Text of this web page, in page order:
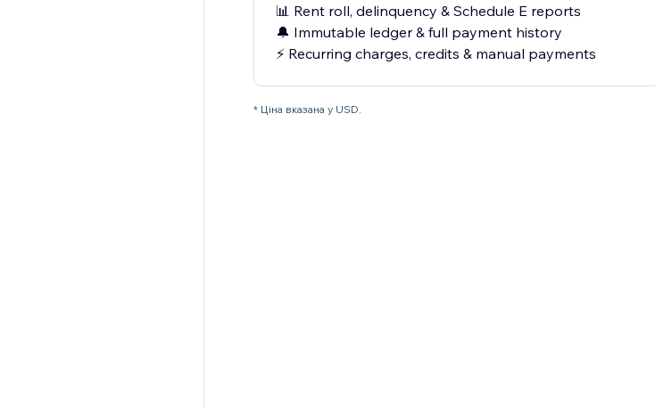
📊 Rent roll, delinquency & Schedule E reports
🔔 Immutable ledger & full payment history
⚡ Recurring charges, credits & manual payments
* Ціна вказана у USD.